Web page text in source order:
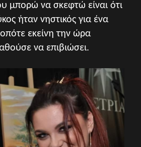
μπορώ να σκεφτώ είναι ότι
ήταν νηστικός για ένα
εκείνη την ώρα
να επιβιώσει.